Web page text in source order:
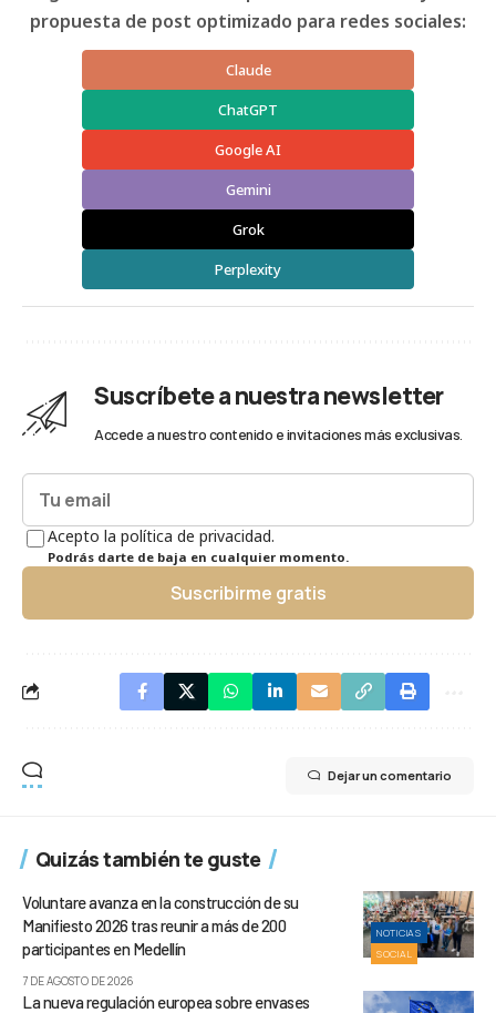
propuesta de post optimizado para redes sociales:
Claude
ChatGPT
Google AI
Gemini
Grok
Perplexity
Suscríbete a nuestra newsletter
Accede a nuestro contenido e invitaciones más exclusivas.
Acepto la política de privacidad.
Podrás darte de baja en cualquier momento.
Suscribirme gratis
Dejar un comentario
Quizás también te guste
NOTICIAS
SOCIAL
Voluntare avanza en la construcción de su
Manifiesto 2026 tras reunir a más de 200
participantes en Medellín
7 DE AGOSTO DE 2026
La nueva regulación europea sobre envases